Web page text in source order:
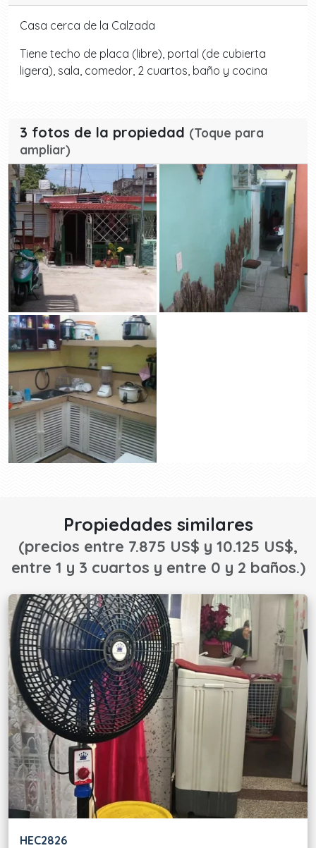
Casa cerca de la Calzada
Tiene techo de placa (libre), portal (de cubierta
ligera), sala, comedor, 2 cuartos, baño y cocina
3 fotos de la propiedad (Toque para
ampliar)
Propiedades similares
(precios entre 7.875 US$ y 10.125 US$,
entre 1 y 3 cuartos y entre 0 y 2 baños.)
HEC2826